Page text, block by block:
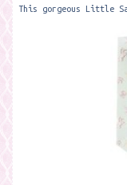
This gorgeous Little